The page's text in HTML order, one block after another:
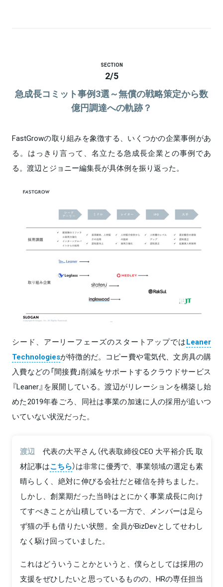
SECTION
2/5
急成長コミット事例3選～無償の戦略策定から数
億円調達への軌跡？
FastGrowの取り組みを象徴する、いくつかの企業事例があ
る。はっきり言って、名立たる急成長企業との事例であ
る。渡辺とジョニー編集長が具体例を振り返った。
シード、アーリーフェーズのスタートアップではLeaner
Technologiesが特徴的だ。コピー費や電気代、文房具の購
入費などの「間接費」削減をサポートするクラウドサービス
『Leaner』を展開している。渡辺がリレーションを構築し始
めた2019年春ごろ、同社は事業の加速に人の採用が追いつ
いていない状況だった。
渡辺
代表の大平さん（代表取締役CEO 大平裕介氏 取
材記事はこちら）は非常に優秀で、事業領域の選定も素
晴らしく、絶対に伸びる会社だと確信を持ちました。
しかし、創業期だった当時はとにかく事業成長に向け
てすべきことが山積している一方で、メンバーは足ら
ず猫の手も借りたい状態。全員がBizDevとしてせわし
なく駆け回っていました。
これはどういうことかというと、僕らとしては採用の
支援をぜひしたいと思っているものの、HRの専任担当